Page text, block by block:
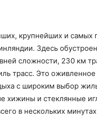
крупнейших и самых
Здесь
сложности, 230 км
трасс. Это
с широким выбор
хижины и стеклянные
в нескольких